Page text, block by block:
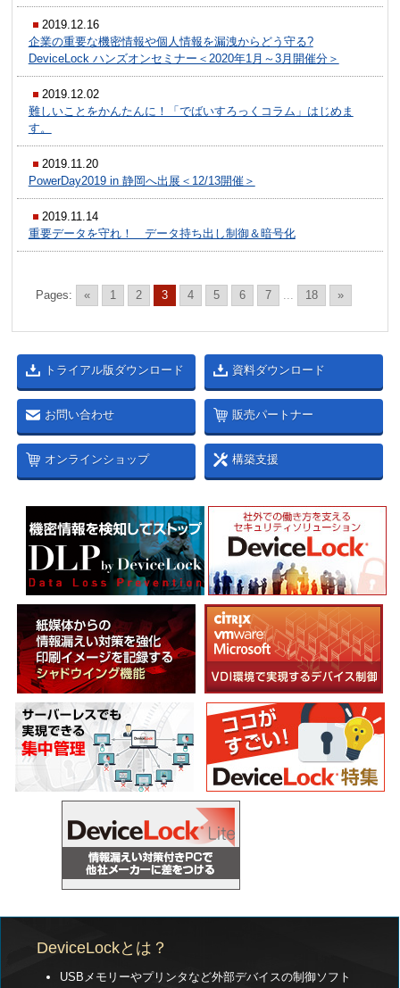
2019.12.16
企業の重要な機密情報や個人情報を漏洩からどう守る?
DeviceLock ハンズオンセミナー＜2020年1月～3月開催分＞
2019.12.02
難しいことをかんたんに！「でばいすろっくコラム」はじめま
す。
2019.11.20
PowerDay2019 in 静岡へ出展＜12/13開催＞
2019.11.14
重要データを守れ！ データ持ち出し制御＆暗号化
Pages: « 1 2 3 4 5 6 7 ... 18 »
トライアル版ダウンロード 資料ダウンロード
お問い合わせ 販売パートナー
オンラインショップ 構築支援
DeviceLockとは？
USBメモリーやプリンタなど外部デバイスの制御ソフト